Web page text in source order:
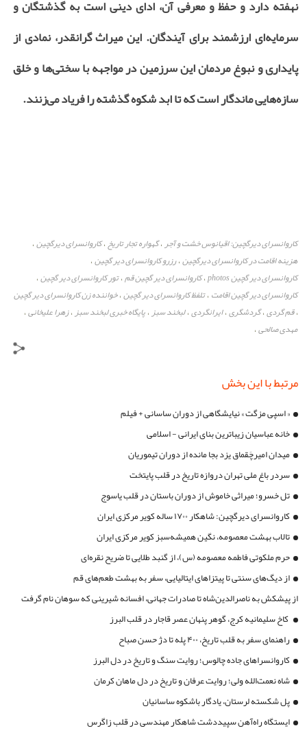
نهفته دارد و حفظ و معرفی آن، ادای دینی است به گذشتگان و
سرمایه‌ای ارزشمند برای آیندگان. این میراث گرانقدر، نمادی از
پایداری و نبوغ مردمان این سرزمین در مواجهه با سختی‌ها و خلق
سازه‌هایی ماندگار است که تا ابد شکوه گذشته را فریاد می‌زنند.
کاروانسرای دیرگچین: اقیانوس خشت و آجر،گهواره تجار تاریخ،کاروانسرای دیرگچین،
هزینه اقامت در کاروانسرای دیرگچین،رزرو کاروانسرای دیر گچین،
کاروانسرای دیر گچین photos ،کاروانسرای دیر گچین قم،تور کاروانسرای دیر گچین،
کاروانسرای دیر گچین اقامت ،تلفظ کاروانسرای دیر گچین،خواننده زن کاروانسرای دیر گچین
،قم گردی،گردشگری،ایرانگردی،لبخند سبز،پایگاه خبری لبخند سبز،زهرا علیخانی،
مهدی صالحی،
مرتبط با این بخش
« اسپی مزگت » نیایشگاهی از دوران ساسانی + فیلم
خانه عباسیان زیباترین بنای ایرانی - اسلامی
میدان امیرچَقماق یزد بجا مانده از دوران تیموریان
سردر باغ ملی تهران دروازه تاریخ در قلب پایتخت
تل خسرو؛ میراثی خاموش از دوران باستان در قلب یاسوج
کاروانسرای دیرگچین: شاهکار ۱۷۰۰ ساله کویر مرکزی ایران
تالاب بهشت معصومه، نگین همیشه‌سبز کویر مرکزی ایران
حرم ملکوتی فاطمه معصومه (س)، از گنبد طلایی تا ضریح نقره‌ای
از دیگ‌های سنتی تا پیتزاهای ایتالیایی، سفر به بهشت طعم‌های قم
از پیشکش به ناصرالدین‌شاه تا صادرات جهانی، افسانه شیرینی که سوهان نام گرفت
کاخ سلیمانیه کرج، گوهر پنهان عصر قاجار در قلب البرز
راهنمای سفر به قلب تاریخ، ۴۰۰ پله تا دژ حسن صباح
کاروانسراهای جاده چالوس؛ روایت سنگ و تاریخ در دل البرز
شاه نعمت‌الله ولی؛ روایت عرفان و تاریخ در دل ماهان کرمان
پل شکسته لرستان، یادگار باشکوه ساسانیان
ایستگاه راه‌آهن سپیددشت شاهکار مهندسی در قلب زاگرس